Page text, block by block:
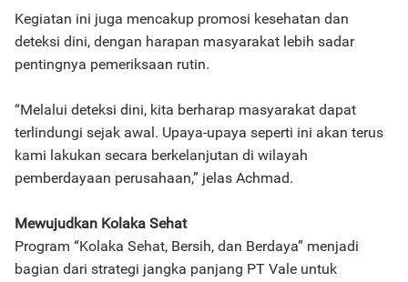
Kegiatan ini juga mencakup promosi kesehatan dan
deteksi dini, dengan harapan masyarakat lebih sadar
pentingnya pemeriksaan rutin.
“Melalui deteksi dini, kita berharap masyarakat dapat
terlindungi sejak awal. Upaya-upaya seperti ini akan terus
kami lakukan secara berkelanjutan di wilayah
pemberdayaan perusahaan,” jelas Achmad.
Mewujudkan Kolaka Sehat
Program “Kolaka Sehat, Bersih, dan Berdaya” menjadi
bagian dari strategi jangka panjang PT Vale untuk